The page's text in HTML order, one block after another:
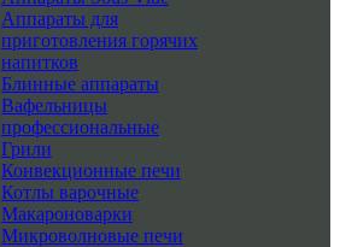
Аппараты для
приготовления горячих
напитков
Блинные аппараты
Вафельницы
профессиональные
Грили
Конвекционные печи
Котлы варочные
Макароноварки
Микроволновые печи